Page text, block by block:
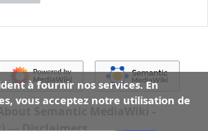
à fournir nos services. En
vous acceptez notre utilisation de
About Semantic MediaWiki -